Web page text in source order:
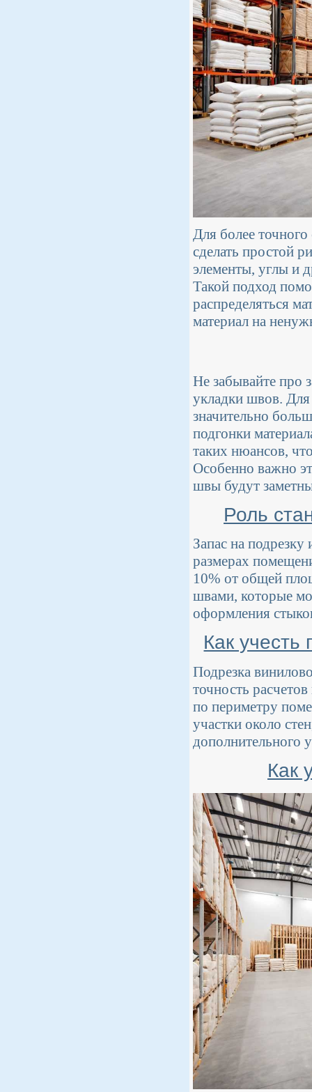
Для более
сделать простой
элементы, углы и
Такой подход
распределяться
материал на
Не забывайте про
укладки швов.
значительно
подгонки
таких нюансов,
Особенно важно
швы будут
Роль
Запас на
размерах
10% от общей
швами, которые
оформления
Как учесть
Подрезка
точность
по периметру
участки около
дополнительного
Как